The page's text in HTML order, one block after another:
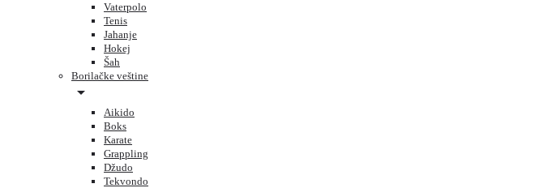
Vaterpolo
Tenis
Jahanje
Hokej
Šah
Borilačke veštine
Aikido
Boks
Karate
Grappling
Džudo
Tekvondo